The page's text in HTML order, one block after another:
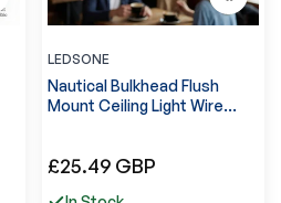
LEDSONE
Nautical Bulkhead Flush
Mount Ceiling Light Wire
Normale
£25.49 GBP